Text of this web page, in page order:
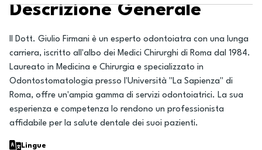
Descrizione Generale
Il Dott. Giulio Firmani è un esperto odontoiatra con una lunga
carriera, iscritto all'albo dei Medici Chirurghi di Roma dal 1984.
Laureato in Medicina e Chirurgia e specializzato in
Odontostomatologia presso l'Università "La Sapienza" di
Roma, offre un'ampia gamma di servizi odontoiatrici. La sua
esperienza e competenza lo rendono un professionista
affidabile per la salute dentale dei suoi pazienti.
Lingue